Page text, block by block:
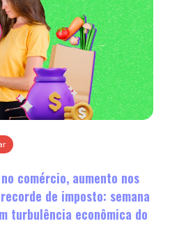
comércio, aumento nos
de imposto: semana
turbulência econômica do